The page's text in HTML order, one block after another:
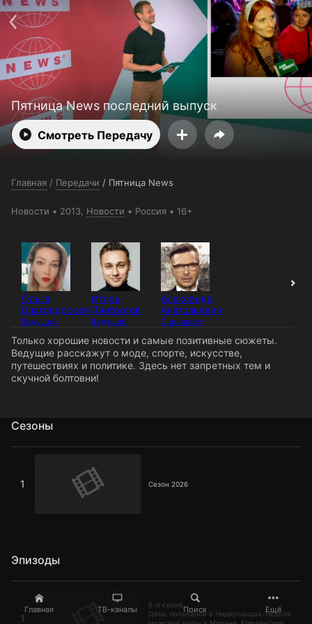
Главная ТВ-каналы Поиск Ещё
Пятница News последний выпуск
Смотреть Передачу
Главная / Передачи / Пятница News
Новости 2013, Новости Россия 16+
Ольга
Благодарская
Ведущий
Игорь
Лантратов
Ведущий
Александр
Анатольевич
Сценарист
Только хорошие новости и самые позитивные сюжеты.
Ведущие расскажут о моде, спорте, искусстве,
путешествиях и политике. Здесь нет запретных тем и
скучной болтовни!
Сезоны
1 Сезон 2026
Эпизоды
1
6-я серия
День тюльпанов в Нидерландах. Неделя
Поддержка:support@24h.tv
О сервисе
Пользовательское соглашение
Политика конфиденциальности
Для партнёров
Открыть приложение
Ввести промокод
Установить на ТВ
Бесплатные каналы